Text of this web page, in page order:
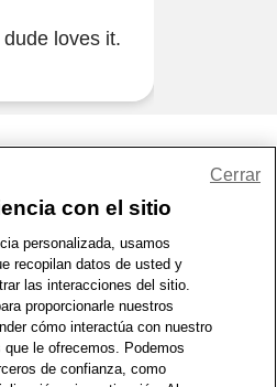
loves it.
| Términos de Uso | Accesibilidad
WA Privacy Policy | Mapa del sitio
| © 1999 - 2026 CVS.com
con el sitio
personalizada, usamos
recopilan datos de usted y
las interacciones del sitio.
proporcionarle nuestros
cómo interactúa con nuestro
le ofrecemos. Podemos
de confianza, como
Cerrar